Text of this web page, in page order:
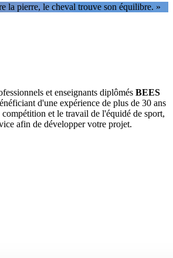
la pierre, le cheval trouve son équilibre. »
et enseignants diplômés BEES
d'une expérience de plus de 30 ans
et le travail de l'équidé de sport,
afin de développer votre projet.